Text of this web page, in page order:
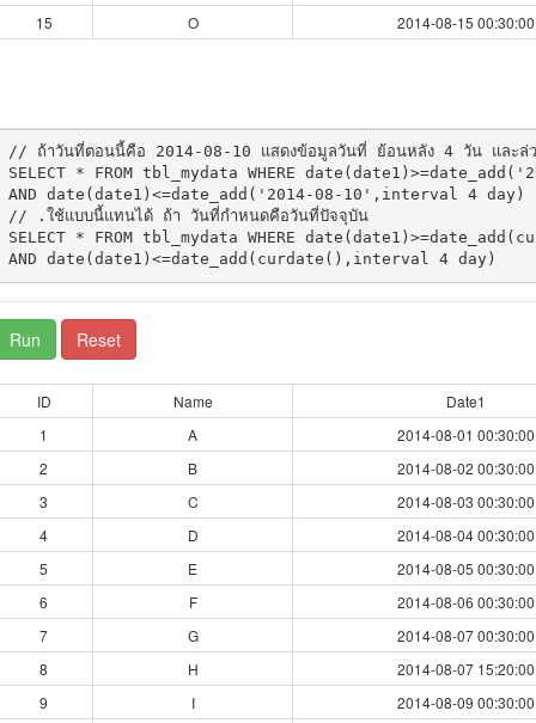
15
O 2014-08-15 00:30:00
// ถ้าวันที่ตอนนี้คือ 2014-08-10 แสดงข้อมูลวันที่ ย้อนหลัง 4 วัน และ
SELECT * FROM tbl_mydata WHERE
AND date(date1)<=date_add('2014-08-10',interval 4
// .ใช้แบบนี้แทนได้ ถ้า วันที่กำหนดคือวันที่ปัจจุบัน
SELECT * FROM tbl_mydata WHERE
Run Reset
ID Name
Date1
1
A
2014-08-01 00:30:00
2
B
2014-08-02 00:30:00
3
C
2014-08-03 00:30:00
4
D
2014-08-04 00:30:00
5
E
2014-08-05 00:30:00
6
F
2014-08-06 00:30:00
7
G
2014-08-07 00:30:00
8
H
2014-08-07 15:20:00
9
I
2014-08-09 00:30:00